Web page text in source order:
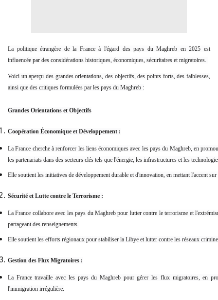
La politique étrangère de la France à l'égard des pays du Maghreb en 2025 est
influencée par des considérations historiques, économiques, sécuritaires et migratoires.
Voici un aperçu des grandes orientations, des objectifs, des points forts, des faiblesses,
ainsi que des critiques formulées par les pays du Maghreb :
Grandes Orientations et Objectifs
Coopération Économique et Développement :
La France cherche à renforcer les liens économiques avec les pays du Maghreb, en
les partenariats dans des secteurs clés tels que l'énergie, les infrastructures et les
Elle soutient les initiatives de développement durable et d'innovation, en mettant l'accent
Sécurité et Lutte contre le Terrorisme :
La France collabore avec les pays du Maghreb pour lutter contre le terrorisme et
partageant des renseignements.
Elle soutient les efforts régionaux pour stabiliser la Libye et lutter contre les réseaux
Gestion des Flux Migratoires :
La France travaille avec les pays du Maghreb pour gérer les flux migratoires, en
l'immigration irrégulière.